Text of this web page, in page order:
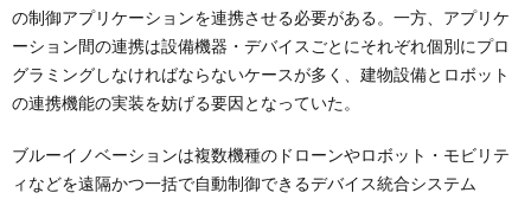
の制御アプリケーションを連携させる必要がある。一方、アプリケ
ーション間の連携は設備機器・デバイスごとにそれぞれ個別にプロ
グラミングしなければならないケースが多く、建物設備とロボット
の連携機能の実装を妨げる要因となっていた。
ブルーイノベーションは複数機種のドローンやロボット・モビリテ
ィなどを遠隔かつ一括で自動制御できるデバイス統合システム